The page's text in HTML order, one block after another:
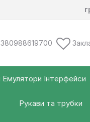
Інтерфейси
Рукави та трубки